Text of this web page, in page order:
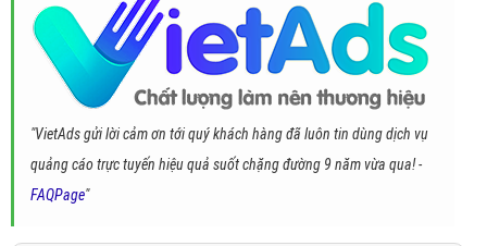
"VietAds gửi lời cảm ơn tới quý khách hàng đã luôn tin dùng dịch vụ
quảng cáo trực tuyến hiệu quả suốt chặng đường 9 năm vừa qua! -
FAQPage"